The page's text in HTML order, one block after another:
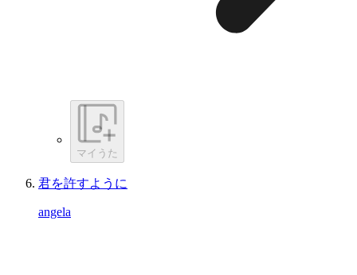
マイうた
君を許すように
angela